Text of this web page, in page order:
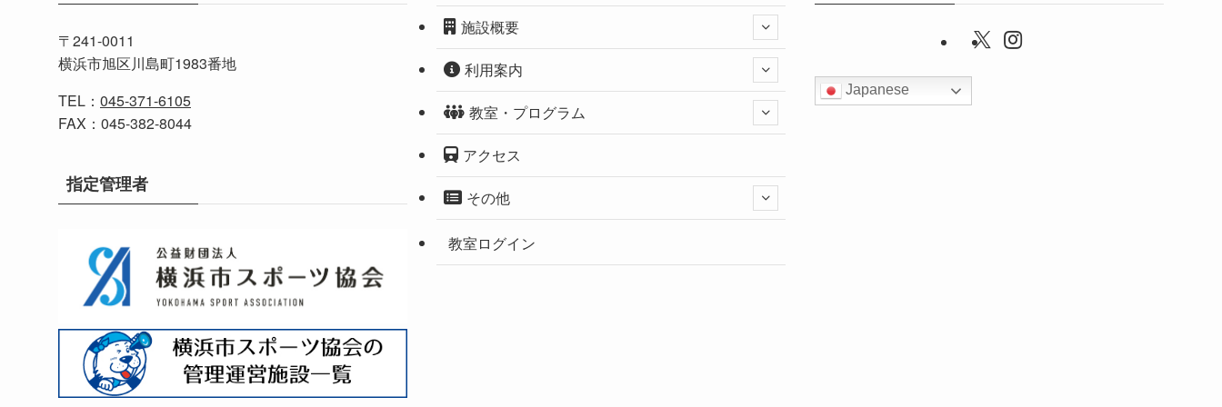
〒241-0011
横浜市旭区川島町1983番地
TEL： 045-371-6105
FAX：045-382-8044
指定管理者
施設概要
利用案内
教室・プログラム
アクセス
その他
教室ログイン
Japanese